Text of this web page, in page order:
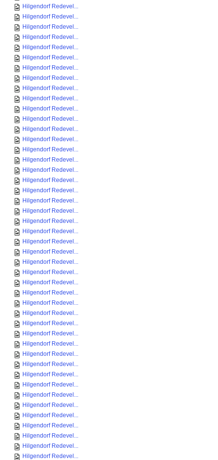
Hilgendorf Redevel...
Hilgendorf Redevel...
Hilgendorf Redevel...
Hilgendorf Redevel...
Hilgendorf Redevel...
Hilgendorf Redevel...
Hilgendorf Redevel...
Hilgendorf Redevel...
Hilgendorf Redevel...
Hilgendorf Redevel...
Hilgendorf Redevel...
Hilgendorf Redevel...
Hilgendorf Redevel...
Hilgendorf Redevel...
Hilgendorf Redevel...
Hilgendorf Redevel...
Hilgendorf Redevel...
Hilgendorf Redevel...
Hilgendorf Redevel...
Hilgendorf Redevel...
Hilgendorf Redevel...
Hilgendorf Redevel...
Hilgendorf Redevel...
Hilgendorf Redevel...
Hilgendorf Redevel...
Hilgendorf Redevel...
Hilgendorf Redevel...
Hilgendorf Redevel...
Hilgendorf Redevel...
Hilgendorf Redevel...
Hilgendorf Redevel...
Hilgendorf Redevel...
Hilgendorf Redevel...
Hilgendorf Redevel...
Hilgendorf Redevel...
Hilgendorf Redevel...
Hilgendorf Redevel...
Hilgendorf Redevel...
Hilgendorf Redevel...
Hilgendorf Redevel...
Hilgendorf Redevel...
Hilgendorf Redevel...
Hilgendorf Redevel...
Hilgendorf Redevel...
Hilgendorf Redevel...